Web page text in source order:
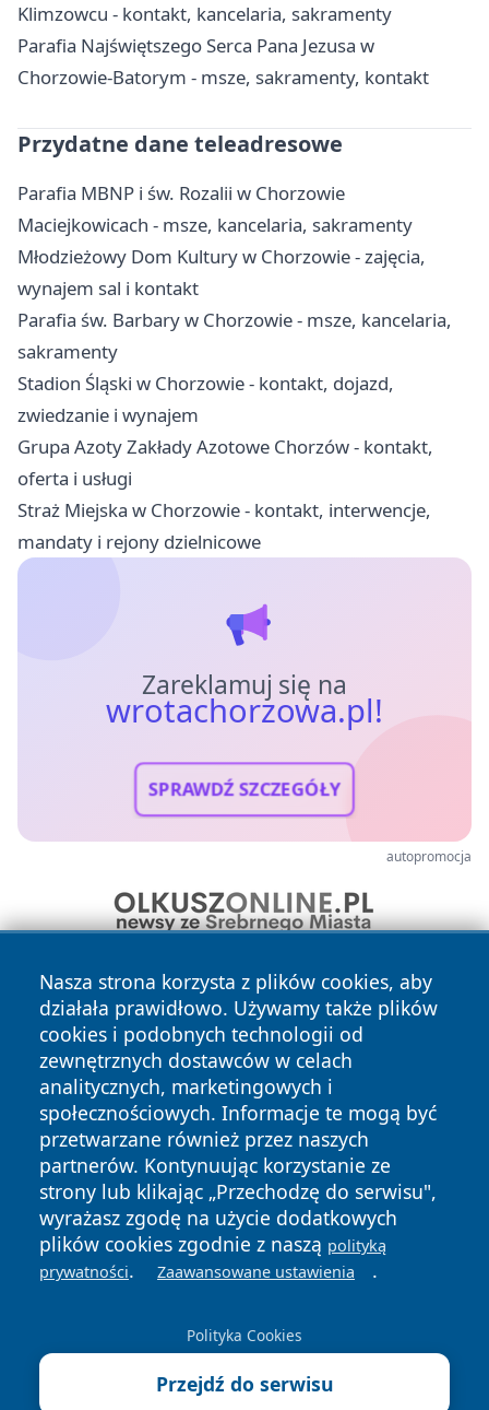
Klimzowcu - kontakt, kancelaria, sakramenty
Parafia Najświętszego Serca Pana Jezusa w
Chorzowie-Batorym - msze, sakramenty, kontakt
Przydatne dane teleadresowe
Parafia MBNP i św. Rozalii w Chorzowie
Maciejkowicach - msze, kancelaria, sakramenty
Młodzieżowy Dom Kultury w Chorzowie - zajęcia,
wynajem sal i kontakt
Parafia św. Barbary w Chorzowie - msze, kancelaria,
sakramenty
Stadion Śląski w Chorzowie - kontakt, dojazd,
zwiedzanie i wynajem
Grupa Azoty Zakłady Azotowe Chorzów - kontakt,
oferta i usługi
Straż Miejska w Chorzowie - kontakt, interwencje,
mandaty i rejony dzielnicowe
Zareklamuj się na
wrotachorzowa.pl!
SPRAWDŹ SZCZEGÓŁY
autopromocja
Nasza strona korzysta z plików cookies, aby
działała prawidłowo. Używamy także plików
cookies i podobnych technologii od
zewnętrznych dostawców w celach
analitycznych, marketingowych i
społecznościowych. Informacje te mogą być
przetwarzane również przez naszych
partnerów. Kontynuując korzystanie ze
strony lub klikając „Przechodzę do serwisu",
wyrażasz zgodę na użycie dodatkowych
plików cookies zgodnie z naszą polityką
prywatności. Zaawansowane ustawienia .
Polityka Cookies
Przejdź do serwisu
Copyright © 2026 wrotachorzowa.pl Wszystkie prawa
zastrzeżone.
News Autorzy
Polityka
Prywatności
Polityka
Cookies